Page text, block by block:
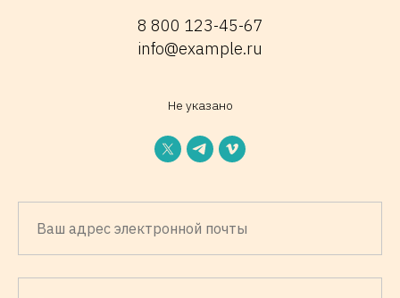
8 800 123-45-67
info@example.ru
Не указано